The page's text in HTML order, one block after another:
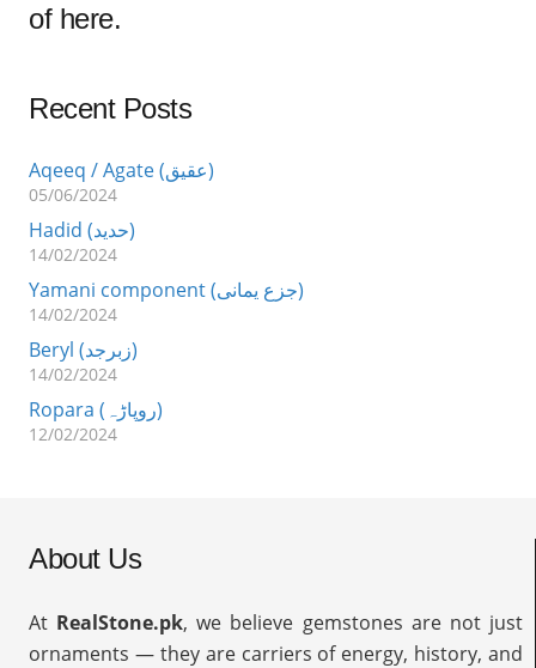
of here.
Recent Posts
Aqeeq / Agate (عقیق)
05/06/2024
Hadid (حدید)
14/02/2024
Yamani component (جزع یمانی)
14/02/2024
Beryl (زبرجد)
14/02/2024
Ropara (روپاڑہ)
12/02/2024
About Us
At RealStone.pk, we believe gemstones are not just
ornaments — they are carriers of energy, history, and